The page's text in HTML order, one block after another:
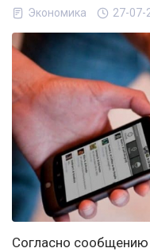
Экономика 27-07-
Согласно